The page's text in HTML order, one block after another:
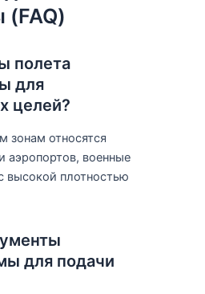
(FAQ)
полета
для
целей?
зонам относятся
аэропортов, военные
высокой плотностью
для подачи